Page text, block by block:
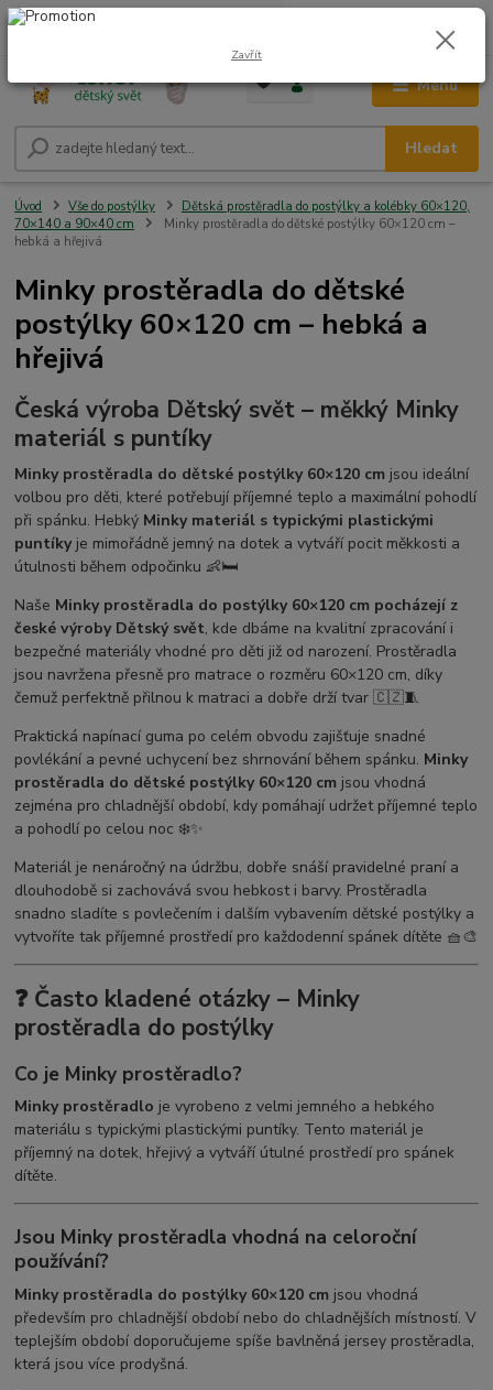
Menu
Hledat
+420 604 278 943 0,00 Kč
Úvod Vše do postýlky
Dětská prostěradla do postýlky a kolébky 60×120,
70×140 a 90×40 cm
Minky prostěradla do dětské postýlky 60×120 cm –
hebká a hřejivá
Minky prostěradla do dětské
postýlky 60×120 cm – hebká a
hřejivá
Česká výroba Dětský svět – měkký Minky
materiál s puntíky
Minky prostěradla do dětské postýlky 60×120 cm jsou ideální
volbou pro děti, které potřebují příjemné teplo a maximální pohodlí
při spánku. Hebký Minky materiál s typickými plastickými
puntíkyje mimořádně jemný na dotek a vytváří pocit měkkosti a
útulnosti během odpočinku 👶🛏️
Naše Minky prostěradla do postýlky 60×120 cm pocházejí z
české výroby Dětský svět, kde dbáme na kvalitní zpracování i
bezpečné materiály vhodné pro děti již od narození. Prostěradla
jsou navržena přesně pro matrace o rozměru 60×120 cm, díky
čemuž perfektně přilnou k matraci a dobře drží tvar 🇨🇿🧵
Praktická napínací guma po celém obvodu zajišťuje snadné
povlékání a pevné uchycení bez shrnování během spánku. Minky
prostěradla do dětské postýlky 60×120 cm jsou vhodná
zejména pro chladnější období, kdy pomáhají udržet příjemné teplo
a pohodlí po celou noc ❄️✨
Materiál je nenáročný na údržbu, dobře snáší pravidelné praní a
dlouhodobě si zachovává svou hebkost i barvy. Prostěradla
snadno sladíte s povlečením i dalším vybavením dětské postýlky a
vytvoříte tak příjemné prostředí pro každodenní spánek dítěte 🧺🎨
❓ Často kladené otázky – Minky
prostěradla do postýlky
Co je Minky prostěradlo?
Minky prostěradlo je vyrobeno z velmi jemného a hebkého
materiálu s typickými plastickými puntíky. Tento materiál je
příjemný na dotek, hřejivý a vytváří útulné prostředí pro spánek
dítěte.
Jsou Minky prostěradla vhodná na celoroční
používání?
Minky prostěradla do postýlky 60×120 cm jsou vhodná
především pro chladnější období nebo do chladnějších místností. V
teplejším období doporučujeme spíše bavlněná jersey prostěradla,
která jsou více prodyšná.
Zavřít